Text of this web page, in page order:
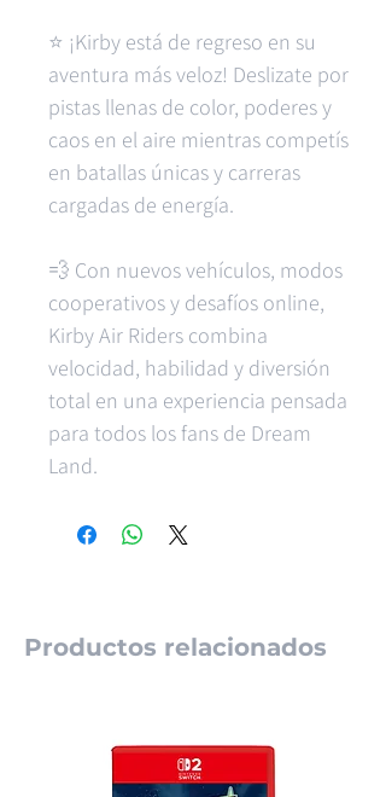
⭐ ¡Kirby está de regreso en su
aventura más veloz! Deslizate por
pistas llenas de color, poderes y
caos en el aire mientras competís
en batallas únicas y carreras
cargadas de energía.
💨 Con nuevos vehículos, modos
cooperativos y desafíos online,
Kirby Air Riders combina
velocidad, habilidad y diversión
total en una experiencia pensada
para todos los fans de Dream
Land.
Productos relacionados